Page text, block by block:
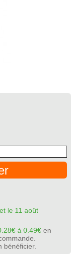
le 11 août
à 0.49€ en
bénéficier.